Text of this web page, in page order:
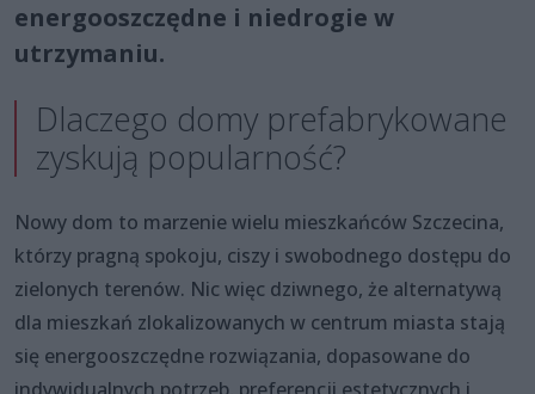
energooszczędne i niedrogie w
utrzymaniu.
Dlaczego domy prefabrykowane
zyskują popularność?
Nowy dom to marzenie wielu mieszkańców Szczecina,
którzy pragną spokoju, ciszy i swobodnego dostępu do
zielonych terenów. Nic więc dziwnego, że alternatywą
dla mieszkań zlokalizowanych w centrum miasta stają
się energooszczędne rozwiązania, dopasowane do